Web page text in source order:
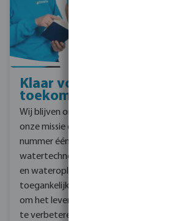
Klaar voor de
toekomst
Wij blijven ons richten op
onze missie om de
nummer één partner in
watertechnologie te zijn
en wateroplossingen
toegankelijk te maken
om het leven van mensen
te verbeteren. Om dit te